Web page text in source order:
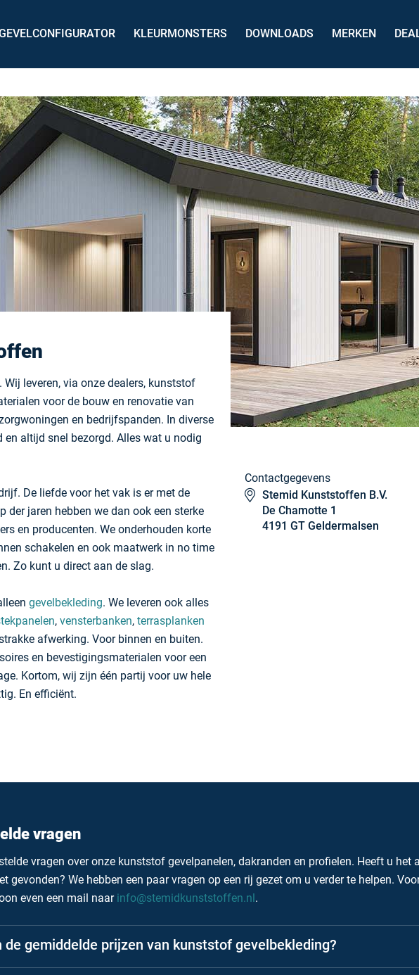
KLEURMONSTERS DOWNLOADS MERKEN
leveren, via onze dealers, kunststof
voor de bouw en renovatie van
en bedrijfspanden. In diverse
en altijd snel bezorgd. Alles wat u nodig
De liefde voor het vak is er met de
der jaren hebben we dan ook een sterke
en producenten. We onderhouden korte
schakelen en ook maatwerk in no time
Zo kunt u direct aan de slag.
gevelbekleding. We leveren ook alles
, vensterbanken, terrasplanken
afwerking. Voor binnen en buiten.
en bevestigingsmaterialen voor een
Kortom, wij zijn één partij voor uw hele
En efficiënt.
Contactgegevens
Stemid Kunststoffen B.V.
De Chamotte 1
4191 GT Geldermalsen
vragen
vragen over onze kunststof gevelpanelen, dakranden en profielen. Heeft u het
gevonden? We hebben een paar vragen op een rij gezet om u verder te helpen.
even een mail naar info@stemidkunststoffen.nl.
de gemiddelde prijzen van kunststof gevelbekleding?